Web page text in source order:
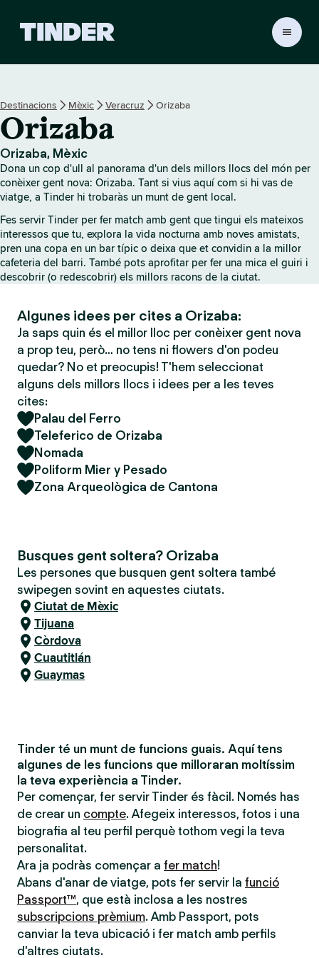
r
c
i
Destinacions Mèxic Veracruz Orizaba
Orizaba
Orizaba, Mèxic
Dona un cop d'ull al panorama d'un dels millors llocs del món per
conèixer gent nova: Orizaba. Tant si vius aquí com si hi vas de
viatge, a Tinder hi trobaràs un munt de gent local.
Fes servir Tinder per fer match amb gent que tingui els mateixos
interessos que tu, explora la vida nocturna amb noves amistats,
pren una copa en un bar típic o deixa que et convidin a la millor
cafeteria del barri. També pots aprofitar per fer una mica el guiri i
descobrir (o redescobrir) els millors racons de la ciutat.
Algunes idees per cites a Orizaba:
Ja saps quin és el millor lloc per conèixer gent nova
a prop teu, però… no tens ni flowers d'on podeu
quedar? No et preocupis! T'hem seleccionat
alguns dels millors llocs i idees per a les teves
cites:
Palau del Ferro
Teleferico de Orizaba
Nomada
Poliform Mier y Pesado
Zona Arqueològica de Cantona
Busques gent soltera? Orizaba
Les persones que busquen gent soltera també
swipegen sovint en aquestes ciutats.
Ciutat de Mèxic
Tijuana
Còrdova
Cuautitlán
Guaymas
Tinder té un munt de funcions guais. Aquí tens
algunes de les funcions que milloraran moltíssim
la teva experiència a Tinder.
Per començar, fer servir Tinder és fàcil. Només has
de crear un compte. Afegeix interessos, fotos i una
biografia al teu perfil perquè tothom vegi la teva
personalitat.
Ara ja podràs començar a fer match!
Abans d'anar de viatge, pots fer servir la funció
Passport™, que està inclosa a les nostres
subscripcions prèmium. Amb Passport, pots
canviar la teva ubicació i fer match amb perfils
d'altres ciutats.